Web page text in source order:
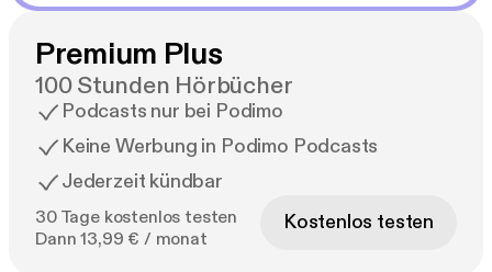
Premium Plus
100 Stunden Hörbücher
Podcasts nur bei Podimo
Keine Werbung in Podimo Podcasts
Jederzeit kündbar
30 Tage kostenlos testen
Dann 13,99 € / monat
Kostenlos testen